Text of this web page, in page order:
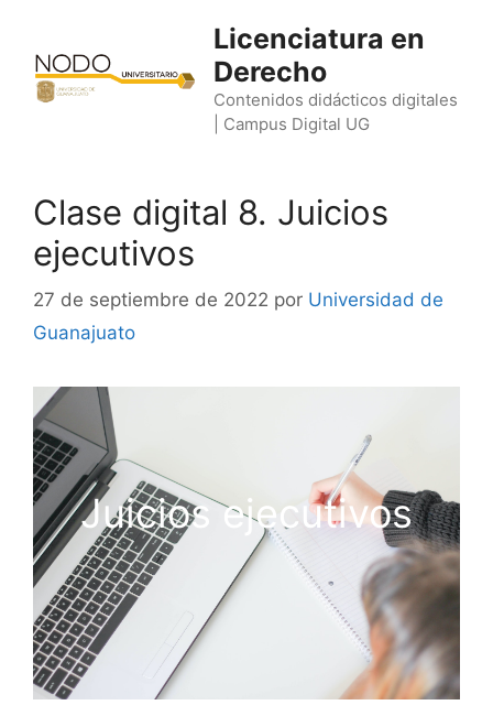
contenido
Licenciatura en
Derecho
Contenidos didácticos digitales
| Campus Digital UG
Clase digital 8. Juicios
ejecutivos
27 de septiembre de 2022 por Universidad de
Guanajuato
Juicios ejecutivos